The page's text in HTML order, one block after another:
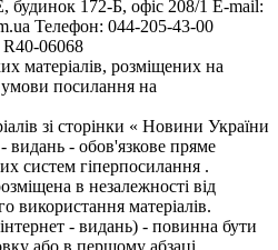
172-Б, офіс 208/1 E-mail:
Телефон: 044-205-43-00
R40-06068
матеріалів, розміщених на
умови посилання на
зі сторінки « Новини України
- видань - обов'язкове пряме
систем гіперпосилання .
в незалежності від
використання матеріалів.
- видань) - повинна бути
або в першому абзаці